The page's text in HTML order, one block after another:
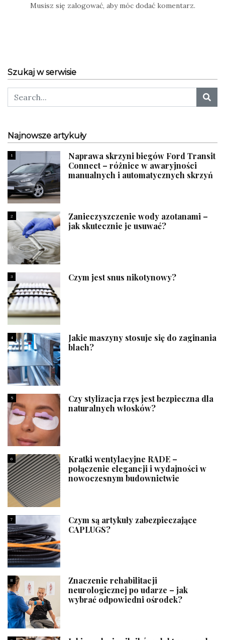
Musisz się zalogować, aby móc dodać komentarz.
Szukaj w serwisie
Najnowsze artykuły
1
Naprawa skrzyni biegów Ford Transit
Connect – różnice w awaryjności
manualnych i automatycznych skrzyń
2
Zanieczyszczenie wody azotanami –
jak skutecznie je usuwać?
3 Czym jest snus nikotynowy?
4
Jakie maszyny stosuje się do zaginania
blach?
5
Czy stylizacja rzęs jest bezpieczna dla
naturalnych włosków?
6
Kratki wentylacyjne RADE –
połączenie elegancji i wydajności w
nowoczesnym budownictwie
7
Czym są artykuły zabezpieczające
CAPLUGS?
8
Znaczenie rehabilitacji
neurologicznej po udarze – jak
wybrać odpowiedni ośrodek?